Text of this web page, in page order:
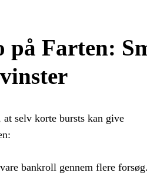
Farten:
selv korte bursts kan give
bankroll gennem flere